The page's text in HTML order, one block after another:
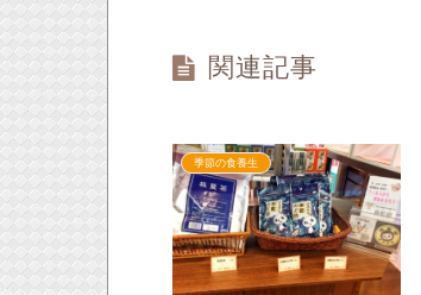
関連記事
季節の食養生